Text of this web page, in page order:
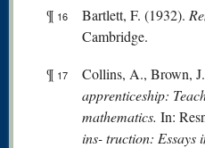
¶ 16 Bartlett, F. (1932).
Cambridge.
¶ 17 Collins, A., Brown,
apprenticeship:
mathematics. In:
ins- truction: Essays